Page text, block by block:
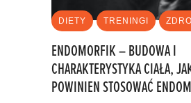
DIETY TRENINGI
ENDOMORFIK – BUDOWA I
CHARAKTERYSTYKA CIAŁA,
POWINIEN STOSOWAĆ